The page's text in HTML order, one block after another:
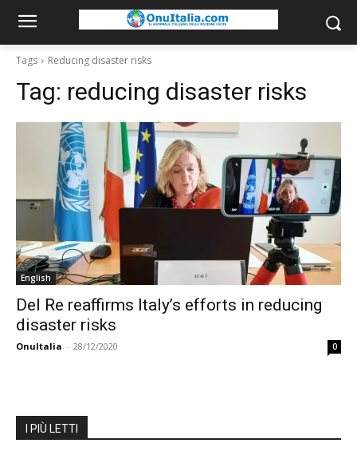
Tags Reducing disaster risks
Tag: reducing disaster risks
English
Del Re reaffirms Italy’s efforts in reducing
disaster risks
OnuItalia - 28/12/2020 0
I PIÙ LETTI